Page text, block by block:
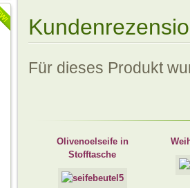
Für dieses Produkt
Olivenoelseife in
Stofftasche